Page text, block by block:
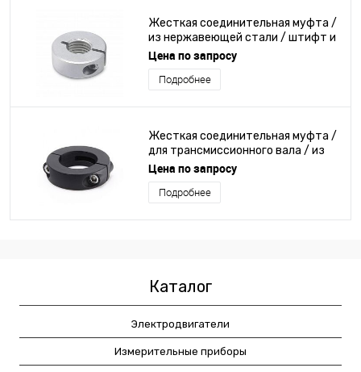
Жесткая соединительная муфта /
из нержавеющей стали / штифт и
центрирующая втулка
Цена по запросу
Подробнее
Жесткая соединительная муфта /
для трансмиссионного вала / из
нержавеющей стали / стопорное
кольцо с разрезом
Цена по запросу
Подробнее
Каталог
Электродвигатели
Измерительные приборы